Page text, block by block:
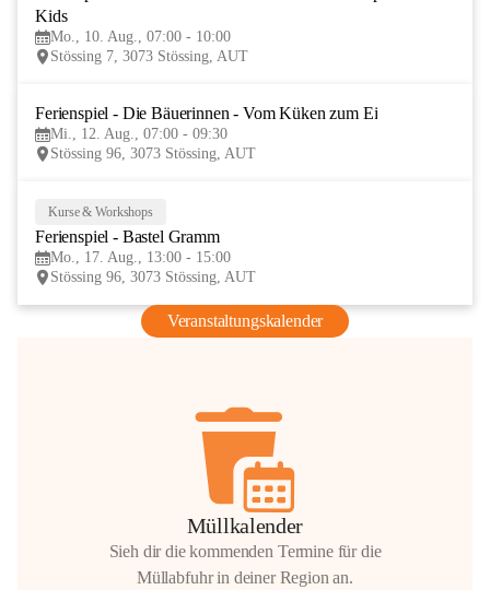
Kids
Mo., 10. Aug., 07:00 - 10:00
Stössing 7, 3073 Stössing, AUT
Ferienspiel - Die Bäuerinnen - Vom Küken zum Ei
Mi., 12. Aug., 07:00 - 09:30
Stössing 96, 3073 Stössing, AUT
Kurse & Workshops
Ferienspiel - Bastel Gramm
Mo., 17. Aug., 13:00 - 15:00
Stössing 96, 3073 Stössing, AUT
Veranstaltungskalender
Müllkalender
Sieh dir die kommenden Termine für die
Müllabfuhr in deiner Region an.